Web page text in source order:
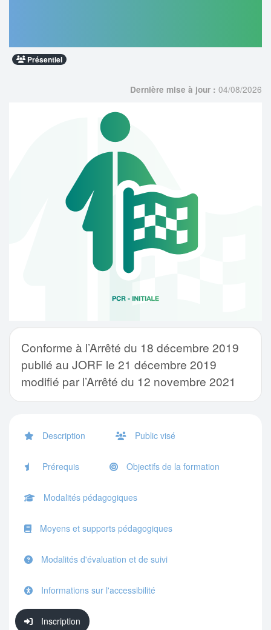
Présentiel
Dernière mise à jour : 04/08/2026
Conforme à l’Arrêté du 18 décembre 2019
publié au JORF le 21 décembre 2019
modifié par l’Arrêté du 12 novembre 2021
Description Public visé
Prérequis Objectifs de la formation
Modalités pédagogiques
Moyens et supports pédagogiques
Modalités d'évaluation et de suivi
Informations sur l'accessibilité
Inscription